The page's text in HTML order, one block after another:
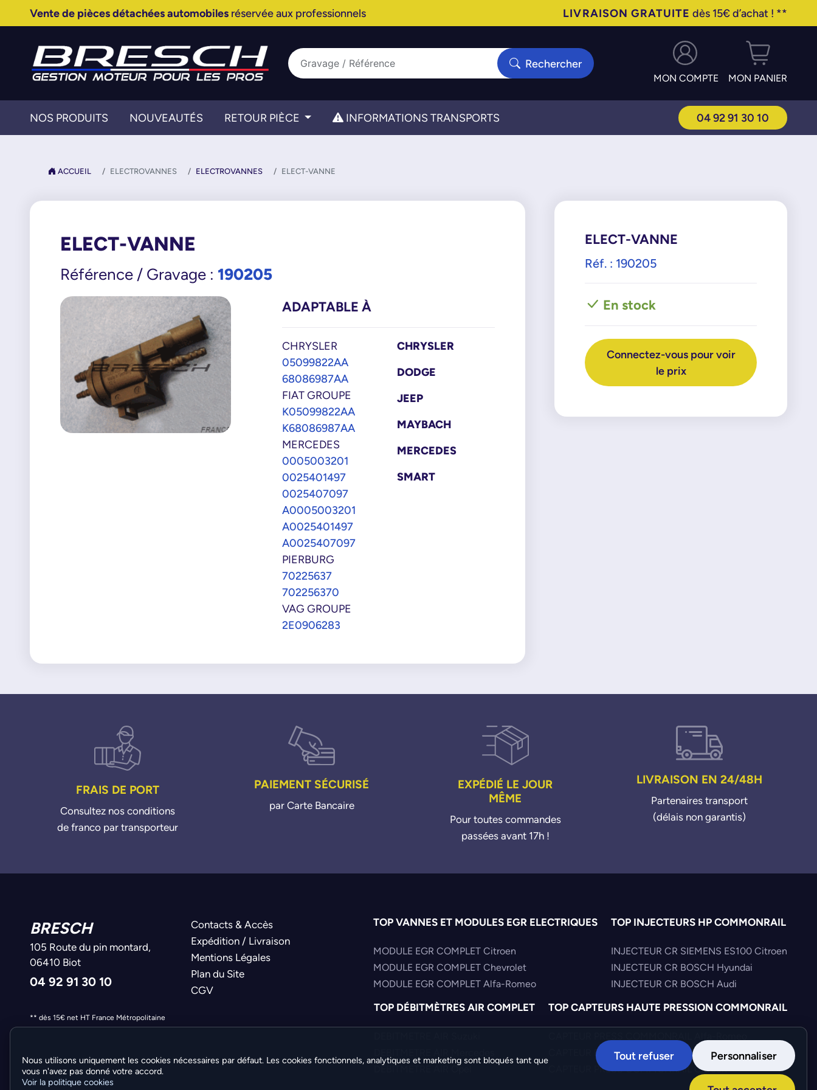
Vente de pièces détachées automobilesréservée aux professionnels LIVRAISON GRATUITE dès 15€ d’achat ! **
Rechercher
MON COMPTE MON PANIER
NOS PRODUITS NOUVEAUTÉS RETOUR PIÈCE INFORMATIONS TRANSPORTS 04 92 91 30 10
ACCUEIL ELECTROVANNES ELECTROVANNES ELECT-VANNE
ELECT-VANNE
Référence / Gravage : 190205
ADAPTABLE À
CHRYSLER
05099822AA
68086987AA
FIAT GROUPE
K05099822AA
K68086987AA
MERCEDES
0005003201
0025401497
0025407097
A0005003201
A0025401497
A0025407097
PIERBURG
70225637
702256370
VAG GROUPE
2E0906283
CHRYSLER
DODGE
JEEP
MAYBACH
MERCEDES
SMART
ELECT-VANNE
Réf. : 190205
En stock
Connectez-vous pour voir
le prix
FRAIS DE PORT
Consultez nos conditions
de franco par transporteur
PAIEMENT SÉCURISÉ
par Carte Bancaire
EXPÉDIÉ LE JOUR
MÊME
Pour toutes commandes
passées avant 17h !
LIVRAISON EN 24/48H
Partenaires transport
(délais non garantis)
BRESCH
105 Route du pin montard,
06410 Biot
04 92 91 30 10
Contacts & Accès
Expédition / Livraison
Mentions Légales
Plan du Site
CGV
** dès 15€ net HT France Métropolitaine
TOP VANNES ET MODULES EGR ELECTRIQUES
MODULE EGR COMPLET Citroen
MODULE EGR COMPLET Chevrolet
MODULE EGR COMPLET Alfa-Romeo
TOP INJECTEURS HP COMMONRAIL
INJECTEUR CR SIEMENS ES100 Citroen
INJECTEUR CR BOSCH Hyundai
INJECTEUR CR BOSCH Audi
TOP DÉBITMÈTRES AIR COMPLET
DEBITMETRE AIR Opel
TOP CAPTEURS HAUTE PRESSION COMMONRAIL
CAPTEUR PRESS COMMONRAIL Iveco
CAPTEUR PRESS COMMONRAIL Citroen
Nous utilisons uniquement les cookies nécessaires par défaut. Les cookies fonctionnels, analytiques et marketing sont bloqués tant que
vous n'avez pas donné votre accord.
Voir la politique cookies
Tout refuser Personnaliser